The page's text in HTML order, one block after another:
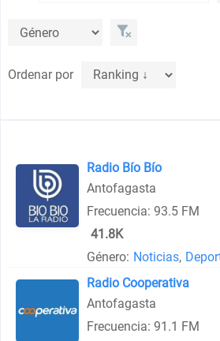
Ordenar por
Radio Bío Bío
Antofagasta
Frecuencia: 93.5 FM
41.8K
Género: Noticias,
Radio Cooperativa
Antofagasta
Frecuencia: 91.1 FM